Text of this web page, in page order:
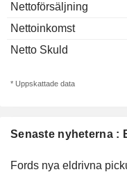
Senaste nyheterna :
Fords nya eldrivna
Nettoförsäljning
Nettoinkomst
Netto Skuld
* Uppskattade data